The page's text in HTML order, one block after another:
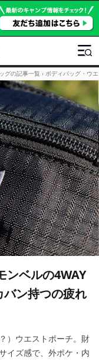
グの記事一覧 › ボディバッグ・ウ
ンベルの4WAY
ン持つの疲れ
）ウエストポーチ。財
イズ感で、外ポケ・内